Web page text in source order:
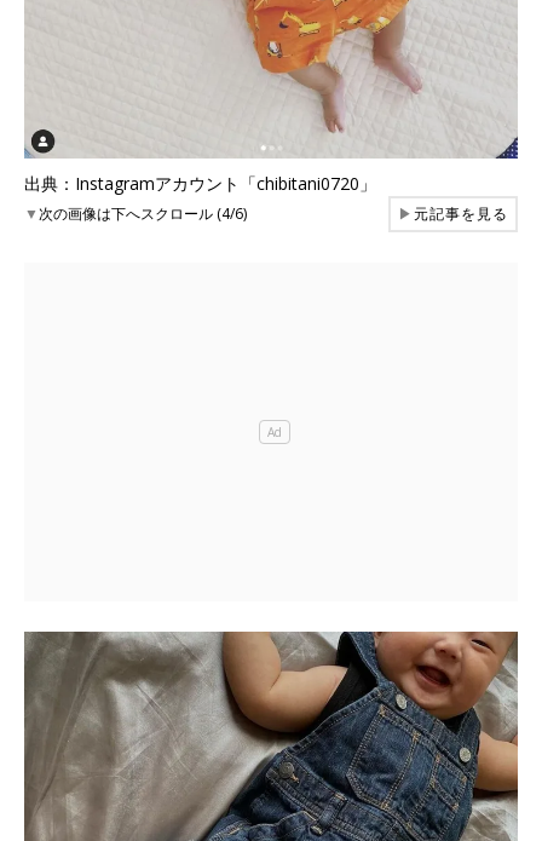
出典：Instagramアカウント「chibitani0720」
▼次の画像は下へスクロール (4/6) ▶元記事を見る